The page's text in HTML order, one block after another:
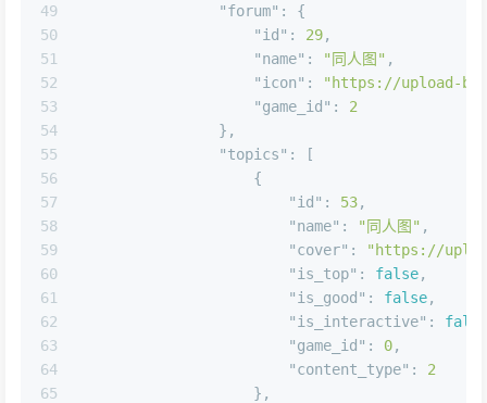
48
49
50
51
52
53
54
55
56
57
58
59
60
61
62
63
64
},
"forum":
"id": 29
,
"name" : "同人图" ,
"icon" :
"https://upload-
},
"topics"
"id": 53
,
"name": "同人图" ,
"cover":
"https://
"is_top": false,
"is_good": false ,
"is_interactive"
"game_id" : 0,